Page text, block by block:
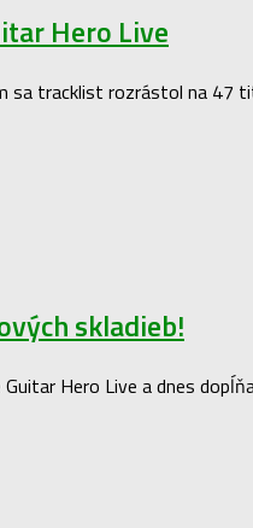
Hero Live
sa tracklist rozrástol na
skladieb!
Hero Live a dnes